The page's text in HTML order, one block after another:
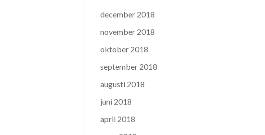
december 2018
november 2018
oktober 2018
september 2018
augusti 2018
juni 2018
april 2018